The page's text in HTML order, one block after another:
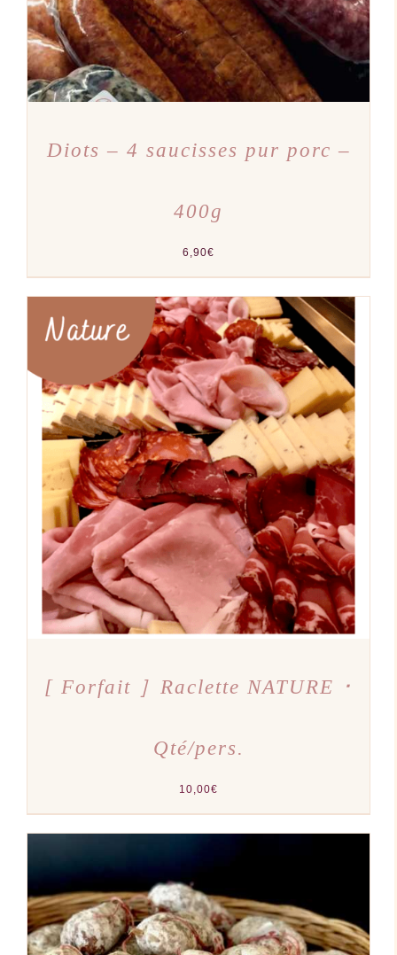
PEUVENT
ÊTRE
CHOISIES
SUR
LA
PAGE
DU
PRODUIT
Diots – 4 saucisses pur porc –
400g
6,90€
AJOUTER AU PANIER
/
DÉTAILS
[ Forfait ］Raclette NATURE ･
Qté/pers.
10,00€